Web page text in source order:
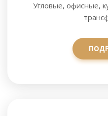
Угловые, офисные,